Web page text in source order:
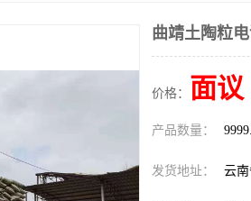
曲靖土陶粒
价格： 面议
产品数量：
发货地址： 云